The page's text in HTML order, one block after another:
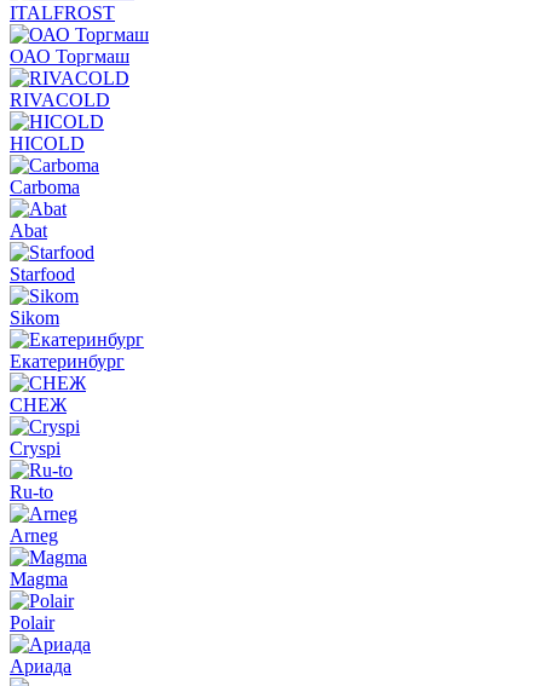
ITALFROST
ОАО Торгмаш
RIVACOLD
HICOLD
Carboma
Abat
Starfood
Sikom
Екатеринбург
СНЕЖ
Cryspi
Ru-to
Arneg
Magma
Polair
Ариада